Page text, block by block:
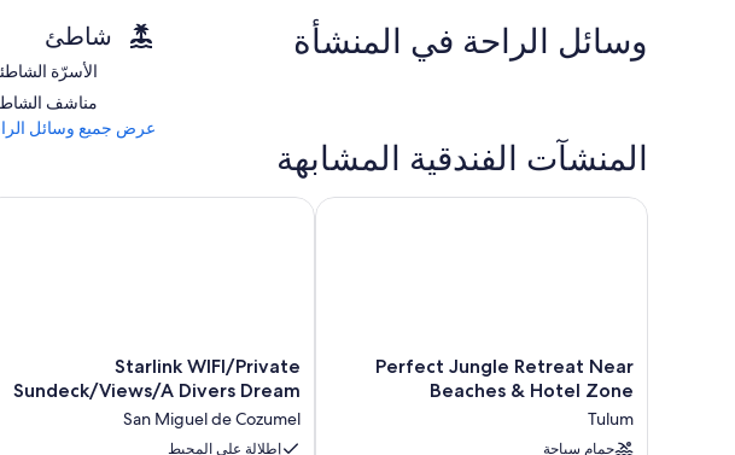
🛥️ Looking for adventure?
filled with starfish.
taste the best of
Cozumel.
وسائل الراحة في المنشأة شاطئ
الأسرّة
مناشف
عرض جميع وسائل
المنشآت الفندقية المشابهة
Perfect
Jungle
Near
Beaches
Perfect Jungle Retreat Near
Beaches & Hotel Zone
Tulum
حمام سباحة
Perfect Jungle Retreat Near Beaches & Hotel Zone
Starlink
WIFI/Private
Divers
Dream
Starlink WIFI/Private
Sundeck/Views/A Divers Dream
San Miguel de Cozumel
إطلالة على المحيط
Sundeck/Views/A Divers Dream